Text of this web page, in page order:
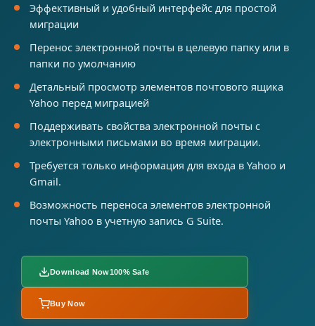
Эффективный и удобный интерфейс для простой
миграции
Перенос электронной почты в целевую папку или в
папки по умолчанию
Детальный просмотр элементов почтового ящика
Yahoo перед миграцией
Поддерживать свойства электронной почты с
электронными письмами во время миграции.
Требуется только информация для входа в Yahoo и
Gmail.
Возможность переноса элементов электронной
почты Yahoo в учетную запись G Suite.
Download Now100% Safe
Buy Now